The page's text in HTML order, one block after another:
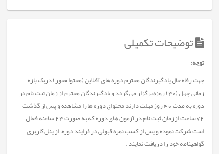
توضیحات تکمیلی
توجه:
جهت رفاه حال یادگیرندگان محترم دوره های آفلاین (محتوا محور) دریک بازه
زمانی چهل (40) روزه برگزار می گردد و یادگیرندگان محترم از زمان ثبت نام در
دوره به مدت 40 روز مهلت دارند محتوای دوره ها را مشاهده و پس از گذشت
72 ساعت از زمان ثبت نام در آزمون های دوره که به صورت 24 ساعته فعال
است شرکت نموده و پس از کسب نمره قبولی در فرایند دوره، از پنل کاربری
گواهینامه خود را دریافت نمایند .